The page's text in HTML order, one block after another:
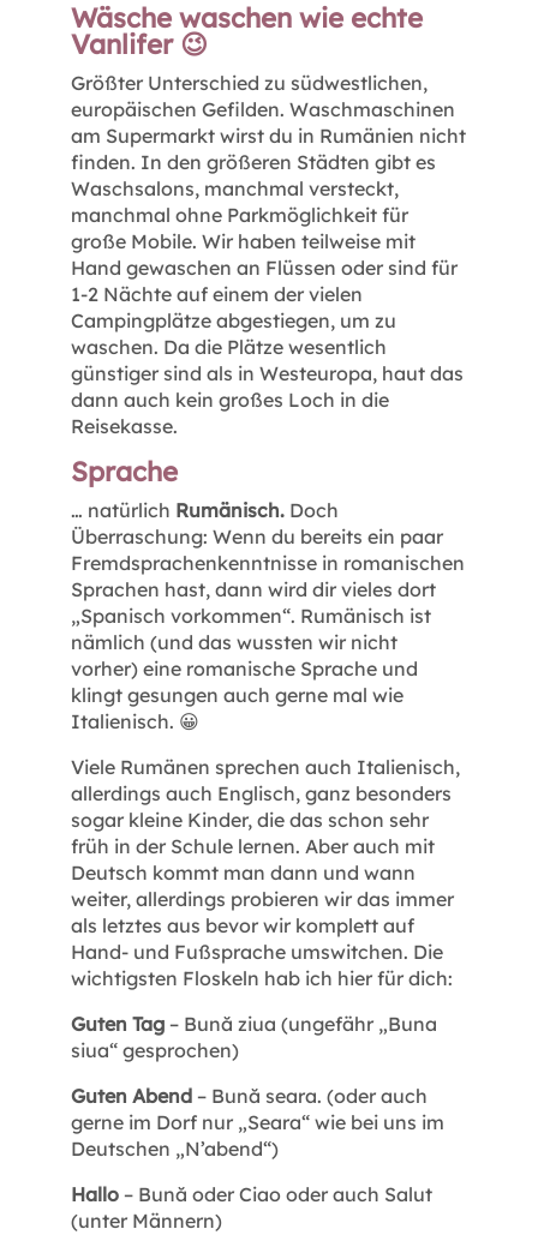
Wäsche waschen wie echte
Vanlifer 😉
Größter Unterschied zu südwestlichen,
europäischen Gefilden. Waschmaschinen
am Supermarkt wirst du in Rumänien nicht
finden. In den größeren Städten gibt es
Waschsalons, manchmal versteckt,
manchmal ohne Parkmöglichkeit für
große Mobile. Wir haben teilweise mit
Hand gewaschen an Flüssen oder sind für
1-2 Nächte auf einem der vielen
Campingplätze abgestiegen, um zu
waschen. Da die Plätze wesentlich
günstiger sind als in Westeuropa, haut das
dann auch kein großes Loch in die
Reisekasse.
Sprache
… natürlich Rumänisch. Doch
Überraschung: Wenn du bereits ein paar
Fremdsprachenkenntnisse in romanischen
Sprachen hast, dann wird dir vieles dort
„Spanisch vorkommen“. Rumänisch ist
nämlich (und das wussten wir nicht
vorher) eine romanische Sprache und
klingt gesungen auch gerne mal wie
Italienisch. 😀
Viele Rumänen sprechen auch Italienisch,
allerdings auch Englisch, ganz besonders
sogar kleine Kinder, die das schon sehr
früh in der Schule lernen. Aber auch mit
Deutsch kommt man dann und wann
weiter, allerdings probieren wir das immer
als letztes aus bevor wir komplett auf
Hand- und Fußsprache umswitchen. Die
wichtigsten Floskeln hab ich hier für dich:
Guten Tag – Bună ziua (ungefähr „Buna
siua“ gesprochen)
Guten Abend – Bună seara. (oder auch
gerne im Dorf nur „Seara“ wie bei uns im
Deutschen „N’abend“)
Hallo – Bună oder Ciao oder auch Salut
(unter Männern)